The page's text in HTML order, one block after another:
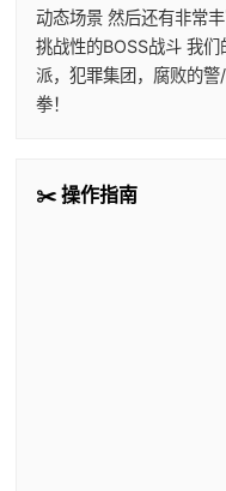
动态场景 然后还有非常
挑战性的BOSS战斗 我
派，犯罪集团，腐败的
拳！
✂️ 操作指南